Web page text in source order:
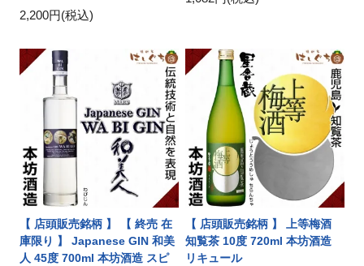
2,200円(税込)
【 店頭販売銘柄 】 【 終売 在
庫限り 】 Japanese GIN 和美
人 45度 700ml 本坊酒造 スピ
【 店頭販売銘柄 】 上等梅酒
知覧茶 10度 720ml 本坊酒造
リキュール